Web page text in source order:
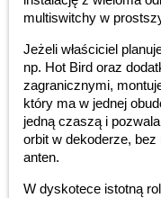
multiswitchy w
Jeżeli właściciel
np. Hot Bird oraz
zagranicznymi,
który ma w jednej
jedną czaszą i
orbit w dekoderze,
anten.
W dyskotece istotną